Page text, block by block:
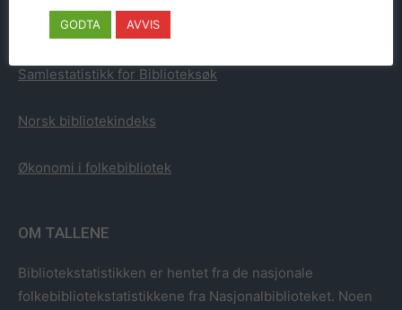
Bibliotekstatistikk fra Finland
Samlestatistikk for Biblioteksøk
Norsk bibliotekindeks
Økonomi i folkebibliotek
OM TALLENE
Bibliotekstatistikken er hentet fra de nasjonale
folkebibliotekstatistikkene fra Nasjonalbiblioteket. Noen
GODTA AVVIS